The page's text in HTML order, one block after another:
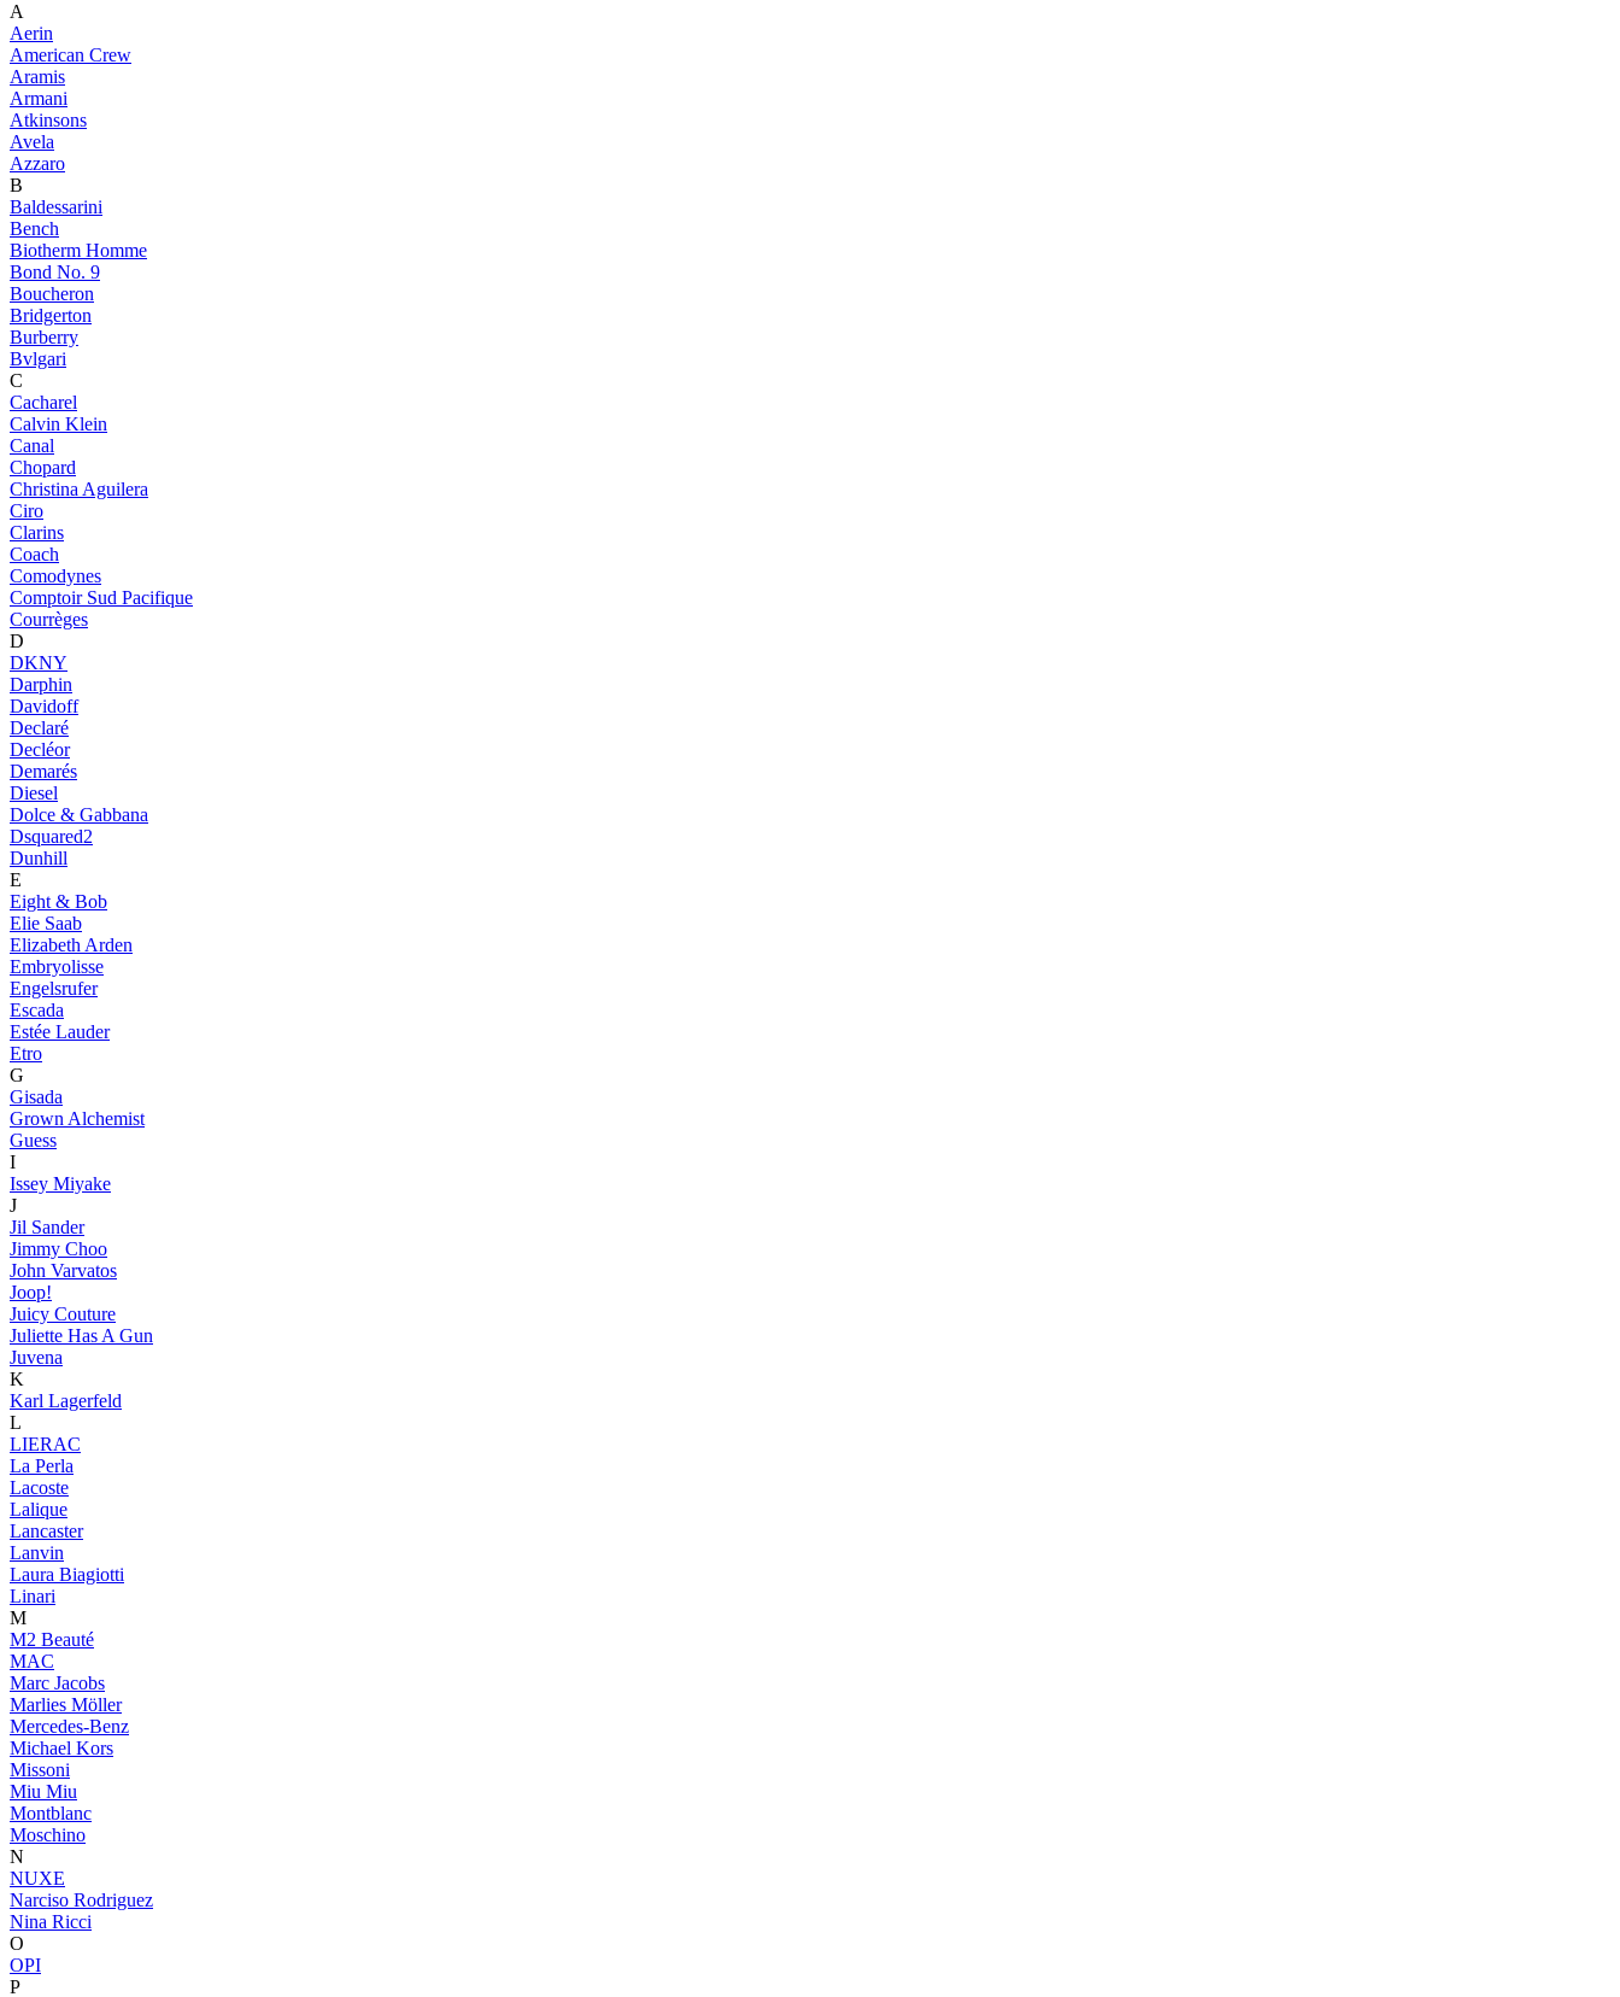
A
Aerin
American Crew
Aramis
Armani
Atkinsons
Avela
Azzaro
B
Baldessarini
Bench
Biotherm Homme
Bond No. 9
Boucheron
Bridgerton
Burberry
Bvlgari
C
Cacharel
Calvin Klein
Canal
Chopard
Christina Aguilera
Ciro
Clarins
Coach
Comodynes
Comptoir Sud Pacifique
Courrèges
D
DKNY
Darphin
Davidoff
Declaré
Decléor
Demarés
Diesel
Dolce & Gabbana
Dsquared2
Dunhill
E
Eight & Bob
Elie Saab
Elizabeth Arden
Embryolisse
Engelsrufer
Escada
Estée Lauder
Etro
G
Gisada
Grown Alchemist
Guess
I
Issey Miyake
J
Jil Sander
Jimmy Choo
John Varvatos
Joop!
Juicy Couture
Juliette Has A Gun
Juvena
K
Karl Lagerfeld
L
LIERAC
La Perla
Lacoste
Lalique
Lancaster
Lanvin
Laura Biagiotti
Linari
M
M2 Beauté
MAC
Marc Jacobs
Marlies Möller
Mercedes-Benz
Michael Kors
Missoni
Miu Miu
Montblanc
Moschino
N
NUXE
Narciso Rodriguez
Nina Ricci
O
OPI
P